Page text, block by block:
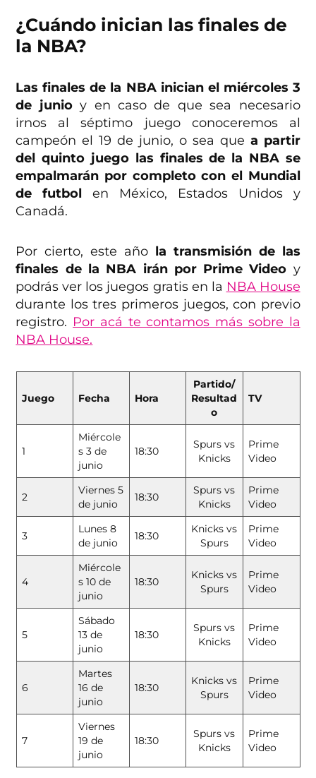
¿Cuándo inician las finales de
la NBA?
Las finales de la NBA inician el miércoles 3
de junioy en caso de que sea necesario
irnos al séptimo juego conoceremos al
campeón el 19 de junio, o sea que a partir
del quinto juego las finales de la NBA se
empalmarán por completo con el Mundial
de futbol en México, Estados Unidos y
Canadá.
Por cierto, este año la transmisión de las
finales de la NBA irán por Prime Video y
podrás ver los juegos gratis en la NBA House
durante los tres primeros juegos, con previo
registro. Por acá te contamos más sobre la
NBA House.
Juego Fecha Hora
Partido/
Resultad
o
TV
1
Miércole
s 3 de
junio
18:30
Spurs vs
Knicks
Prime
Video
2
Viernes 5
de junio
18:30
Spurs vs
Knicks
Prime
Video
3
Lunes 8
de junio
18:30
Knicks vs
Spurs
Prime
Video
4
Miércole
s 10 de
junio
18:30
Knicks vs
Spurs
Prime
Video
5
Sábado
13 de
junio
18:30
Spurs vs
Knicks
Prime
Video
6
Martes
16 de
junio
18:30
Knicks vs
Spurs
Prime
Video
7
Viernes
19 de
junio
18:30
Spurs vs
Knicks
Prime
Video